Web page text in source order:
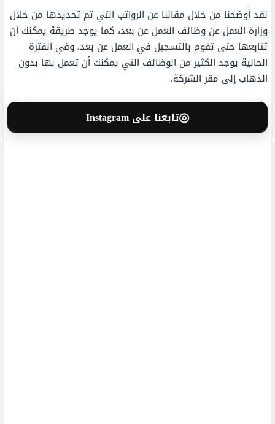
لقد أوضحنا من خلال مقالنا عن الرواتب التي تم تحديدها من خلال
وزارة العمل عن وظائف العمل عن بعد، كما يوجد طريقة يمكنك أن
تتابعها حتى تقوم بالتسجيل في العمل عن بعد، وفي الفترة
الحالية يوجد الكثير من الوظائف التي يمكنك أن تعمل بها بدون
الذهاب إلى مقر الشركة.
◎تابعنا على Instagram